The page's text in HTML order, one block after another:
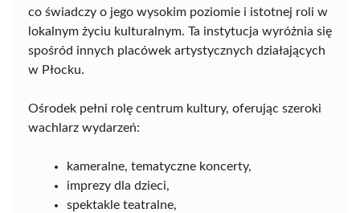
co świadczy o jego wysokim poziomie i istotnej roli w
lokalnym życiu kulturalnym. Ta instytucja wyróżnia się
spośród innych placówek artystycznych działających
w Płocku.
Ośrodek pełni rolę centrum kultury, oferując szeroki
wachlarz wydarzeń:
kameralne, tematyczne koncerty,
imprezy dla dzieci,
spektakle teatralne,